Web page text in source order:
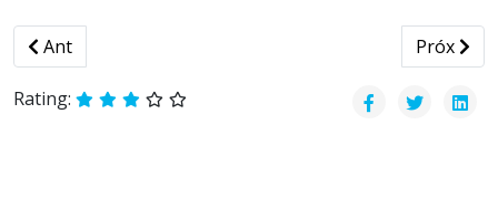
Previous article: Por que tenho que comprar CAL de
Ant Next
Próx
Rating: